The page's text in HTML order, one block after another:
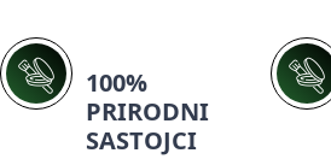
100%
PRIRODNI
SASTOJCI